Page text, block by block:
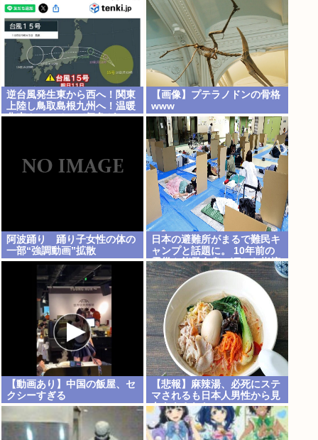
逆台風発生東から西へ！関東
上陸し鳥取島根九州へ！温暖
化車カスのせいで気象がシッ
【画像】プテラノドンの骨格
www
阿波踊り 踊り子女性の体の
一部“強調動画”拡散
日本の避難所がまるで難民キ
ャンプと話題に。 10年前の
震災や能登自身の頃から指摘
されてたのになぜ改善されな
いのか？
【動画あり】中国の飯屋、セ
クシーすぎる
【悲報】麻辣湯、必死にステ
マされるも日本人男性から見
向きもされない